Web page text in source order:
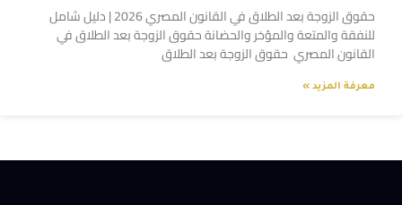
حقوق الزوجة بعد الطلاق في القانون المصري 2026 | دليل شامل
للنفقة والمتعة والمؤخر والحضانة حقوق الزوجة بعد الطلاق في
القانون المصري حقوق الزوجة بعد الطلاق
معرفة المزيد »